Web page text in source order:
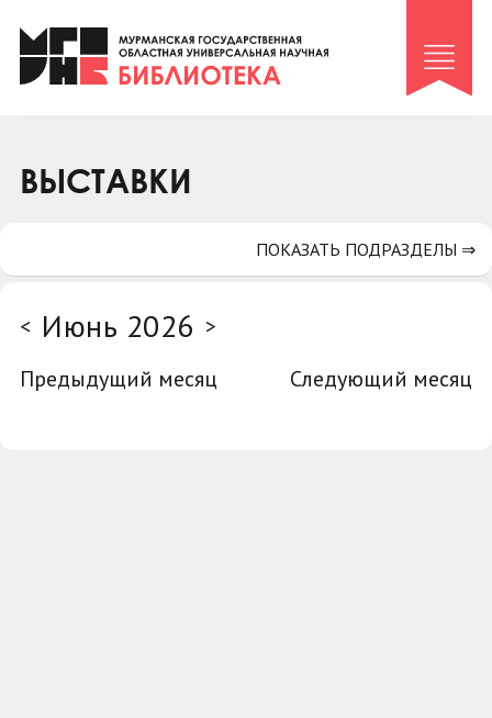
Клуб «Гиря и сельдерей»
Клуб «Семейный архив»
Коллегам
ВЫСТАВКИ
< Июнь 2026 >
Предыдущий месяц
Следующий месяц
ПОКАЗАТЬ ПОДРАЗДЕЛЫ ⇒